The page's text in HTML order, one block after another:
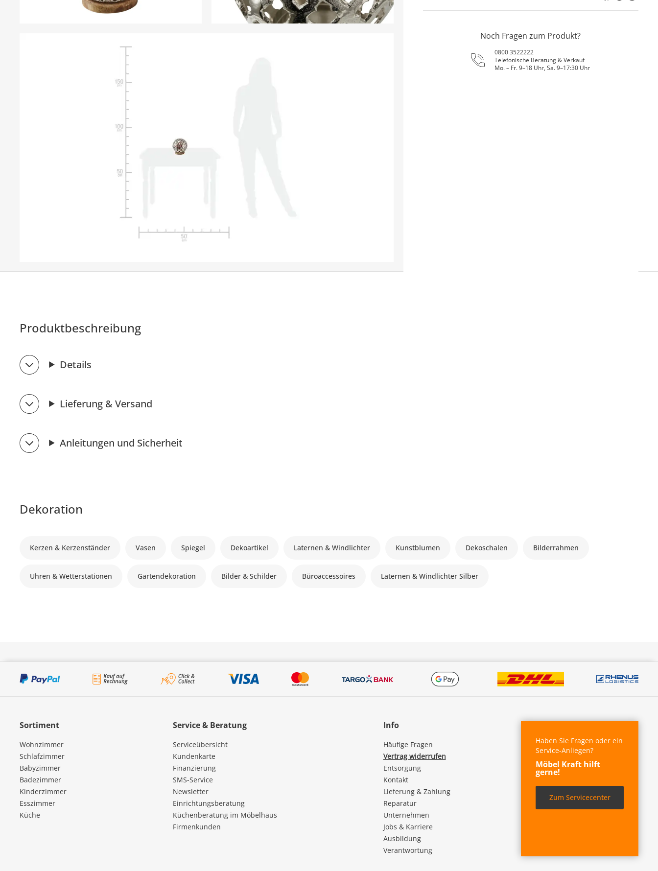
Noch Fragen zum Produkt?
0800 3522222
Telefonische Beratung & Verkauf
Mo. – Fr. 9–18 Uhr, Sa. 9–17:30 Uhr
Produktbeschreibung
Details
Lieferung & Versand
Anleitungen und Sicherheit
Dekoration
Kerzen & Kerzenständer Vasen Spiegel Dekoartikel Laternen & Windlichter Kunstblumen Dekoschalen Bilderrahmen
Uhren & Wetterstationen Gartendekoration Bilder & Schilder Büroaccessoires Laternen & Windlichter Silber
Sortiment
Wohnzimmer
Schlafzimmer
Babyzimmer
Badezimmer
Kinderzimmer
Esszimmer
Küche
Service & Beratung
Serviceübersicht
Kundenkarte
Finanzierung
SMS-Service
Newsletter
Einrichtungsberatung
Küchenberatung im Möbelhaus
Firmenkunden
Info
Häufige Fragen
Vertrag widerrufen
Entsorgung
Kontakt
Lieferung & Zahlung
Reparatur
Unternehmen
Jobs & Karriere
Ausbildung
Verantwortung
Haben Sie Fragen oder ein
Service-Anliegen?
Möbel Kraft hilft
gerne!
Zum Servicecenter